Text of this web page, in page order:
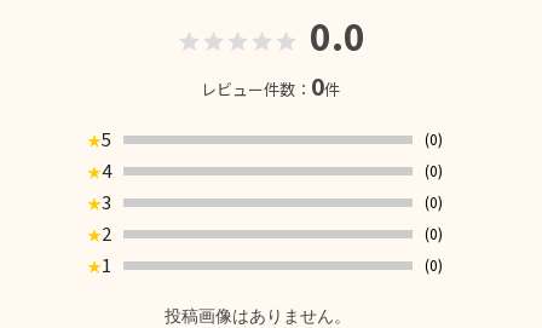
0.0
レビュー件数： 0件
★5
(0)
★4
(0)
★3
(0)
★2
(0)
★1 (0)
投稿画像はありません。